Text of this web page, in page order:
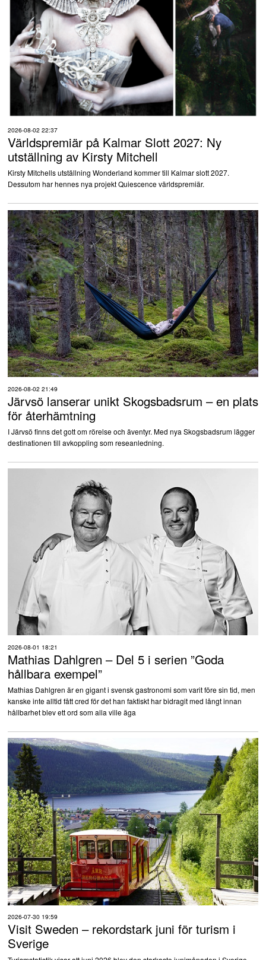
2026-08-02 22:37
Världspremiär på Kalmar Slott 2027: Ny
utställning av Kirsty Mitchell
Kirsty Mitchells utställning Wonderland kommer till Kalmar slott 2027.
Dessutom har hennes nya projekt Quiescence världspremiär.
2026-08-02 21:49
Järvsö lanserar unikt Skogsbadsrum – en plats
för återhämtning
I Järvsö finns det gott om rörelse och äventyr. Med nya Skogsbadsrum lägger
destinationen till avkoppling som reseanledning.
2026-08-01 18:21
Mathias Dahlgren – Del 5 i serien ”Goda
hållbara exempel”
Mathias Dahlgren är en gigant i svensk gastronomi som varit före sin tid, men
kanske inte alltid fått cred för det han faktiskt har bidragit med långt innan
hållbarhet blev ett ord som alla ville äga
2026-07-30 19:59
Visit Sweden – rekordstark juni för turism i
Sverige